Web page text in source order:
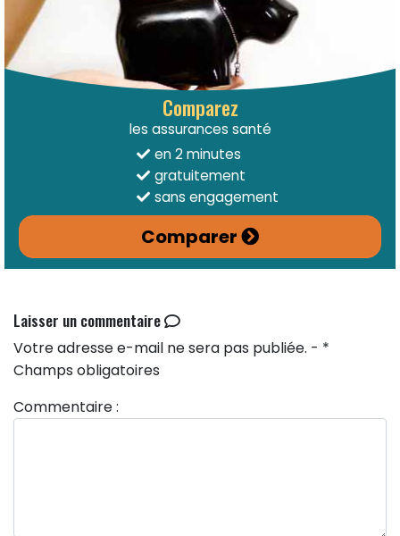
Comparez
les assurances santé
en 2 minutes
gratuitement
sans engagement
Comparer
Laisser un commentaire
Votre adresse e-mail ne sera pas publiée. - *
Champs obligatoires
Commentaire :